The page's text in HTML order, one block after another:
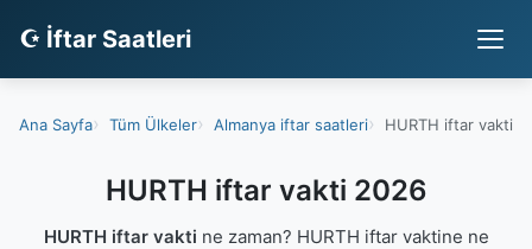
☪ İftar Saatleri
Ana Sayfa Tüm Ülkeler Almanya iftar saatleri HURTH iftar vakti
HURTH iftar vakti 2026
HURTH iftar vakti ne zaman? HURTH iftar vaktine ne